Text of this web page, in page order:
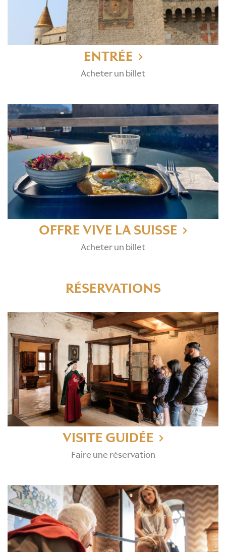
ENTRÉE
Acheter un billet
OFFRE VIVE LA SUISSE
Acheter un billet
RÉSERVATIONS
VISITE GUIDÉE
Faire une réservation